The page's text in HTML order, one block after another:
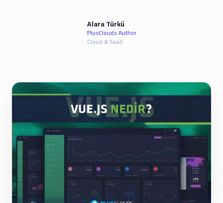
Alara Türkü
PlusClouds Author
Cloud & SaaS